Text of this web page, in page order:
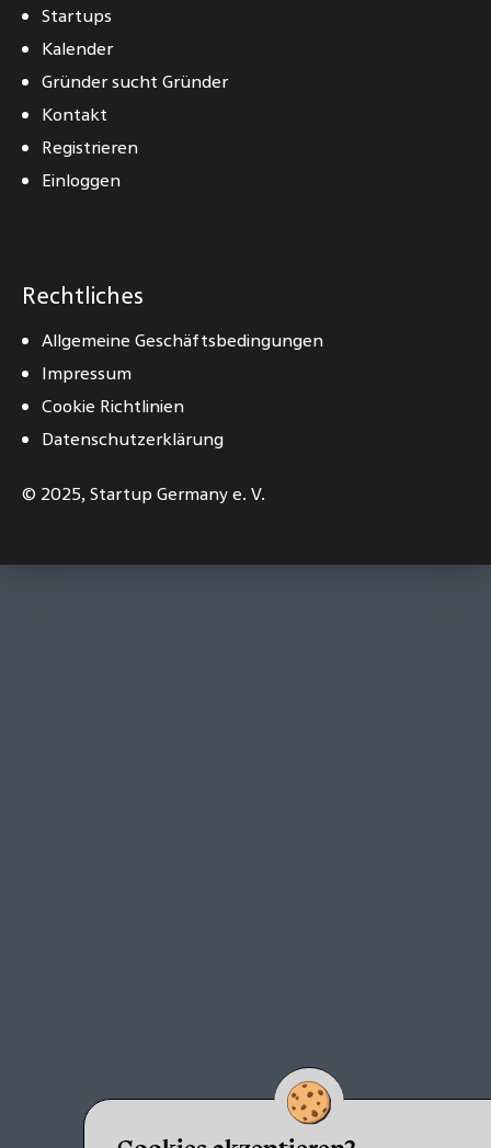
Startups
Kalender
Gründer sucht Gründer
Kontakt
Registrieren
Einloggen
Rechtliches
Allgemeine Geschäftsbedingungen
Impressum
Cookie Richtlinien
Datenschutzerklärung
© 2025,Startup Germany e. V.